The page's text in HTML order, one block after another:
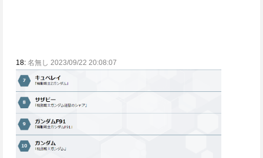
18: 名無し 2023/09/22 20:08:07